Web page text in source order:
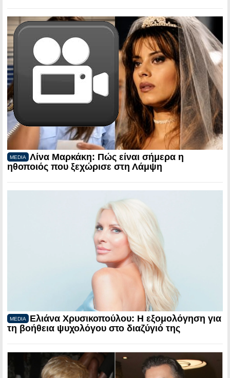
MEDIA
Λίνα Μαρκάκη: Πώς είναι σήμερα η
ηθοποιός που ξεχώρισε στη Λάμψη
MEDIA
Ελιάνα Χρυσικοπούλου: Η εξομολόγηση για
τη βοήθεια ψυχολόγου στο διαζύγιό της